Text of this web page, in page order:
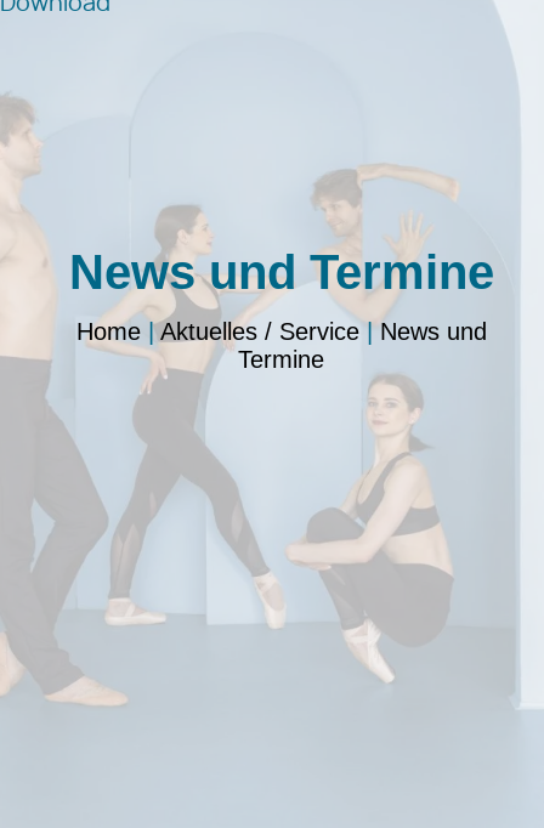
News und Termine
Home|Aktuelles / Service|News und
Termine